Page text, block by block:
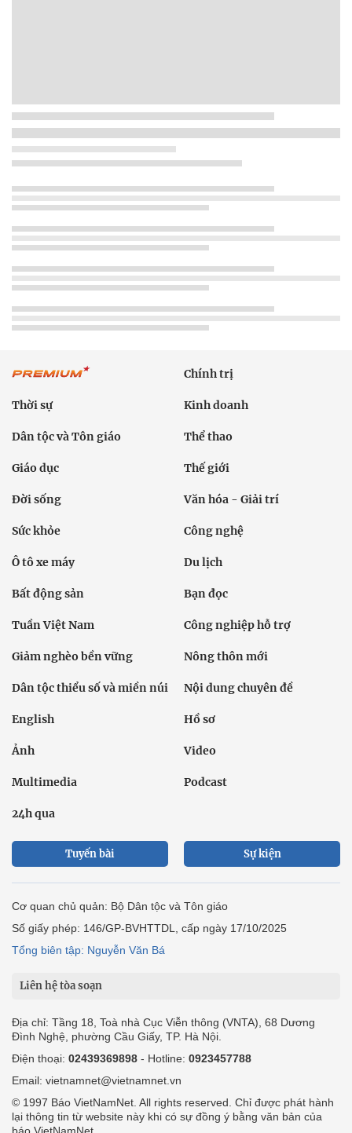
Chính trị
Thời sự Kinh doanh
Dân tộc và Tôn giáo Thể thao
Giáo dục Thế giới
Đời sống Văn hóa - Giải trí
Sức khỏe Công nghệ
Ô tô xe máy Du lịch
Bất động sản Bạn đọc
Tuần Việt Nam Công nghiệp hỗ trợ
Giảm nghèo bền vững Nông thôn mới
Dân tộc thiểu số và miền núi Nội dung chuyên đề
English Hồ sơ
Ảnh Video
Multimedia Podcast
24h qua
Tuyến bài Sự kiện
Cơ quan chủ quản: Bộ Dân tộc và Tôn giáo
Số giấy phép: 146/GP-BVHTTDL, cấp ngày 17/10/2025
Tổng biên tập: Nguyễn Văn Bá
Liên hệ tòa soạn
Địa chỉ: Tầng 18, Toà nhà Cục Viễn thông (VNTA), 68 Dương
Đình Nghệ, phường Cầu Giấy, TP. Hà Nội.
Điện thoại: 02439369898 - Hotline: 0923457788
Email: vietnamnet@vietnamnet.vn
© 1997 Báo VietNamNet. All rights reserved. Chỉ được phát hành
lại thông tin từ website này khi có sự đồng ý bằng văn bản của